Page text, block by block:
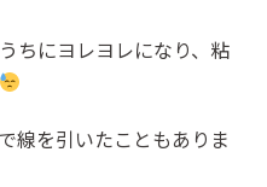
ちにヨレヨレになり、粘
線を引いたこともありま